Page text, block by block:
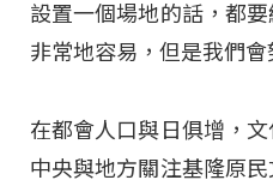
設置一個場地的話，都
非常地容易，但是我們會
在都會人口與日俱增，
中央與地方關注基隆原